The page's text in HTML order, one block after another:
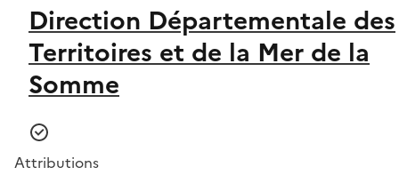
Direction Départementale des
Territoires et de la Mer de la
Somme
Attributions